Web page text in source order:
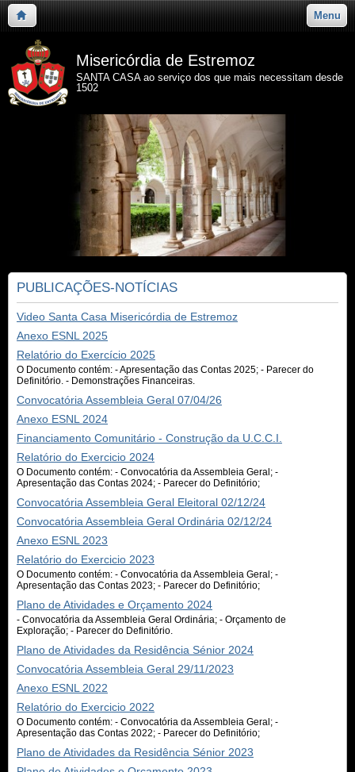
Menu
Misericórdia de Estremoz
SANTA CASA ao serviço dos que mais necessitam desde
1502
PUBLICAÇÕES-NOTÍCIAS
Video Santa Casa Misericórdia de Estremoz
Anexo ESNL 2025
Relatório do Exercício 2025
O Documento contém: - Apresentação das Contas 2025; - Parecer do
Definitório. - Demonstrações Financeiras.
Convocatória Assembleia Geral 07/04/26
Anexo ESNL 2024
Financiamento Comunitário - Construção da U.C.C.I.
Relatório do Exercicio 2024
O Documento contém: - Convocatória da Assembleia Geral; -
Apresentação das Contas 2024; - Parecer do Definitório;
Convocatória Assembleia Geral Eleitoral 02/12/24
Convocatória Assembleia Geral Ordinária 02/12/24
Anexo ESNL 2023
Relatório do Exercicio 2023
O Documento contém: - Convocatória da Assembleia Geral; -
Apresentação das Contas 2023; - Parecer do Definitório;
Plano de Atividades e Orçamento 2024
- Convocatória da Assembleia Geral Ordinária; - Orçamento de
Exploração; - Parecer do Definitório.
Plano de Atividades da Residência Sénior 2024
Convocatória Assembleia Geral 29/11/2023
Anexo ESNL 2022
Relatório do Exercicio 2022
O Documento contém: - Convocatória da Assembleia Geral; -
Apresentação das Contas 2022; - Parecer do Definitório;
Plano de Atividades da Residência Sénior 2023